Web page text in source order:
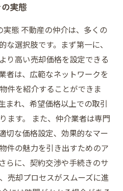
実態
態 不動産の仲介は、多くの
な選択肢です。まず第一に、
り高い売却価格を設定できる
者は、広範なネットワークを
件を紹介することができま
まれ、希望価格以上での取引
ます。 また、仲介業者は専門
切な価格設定、効果的なマー
件の魅力を引き出すためのア
らに、契約交渉や手続きのサ
売却プロセスがスムーズに進